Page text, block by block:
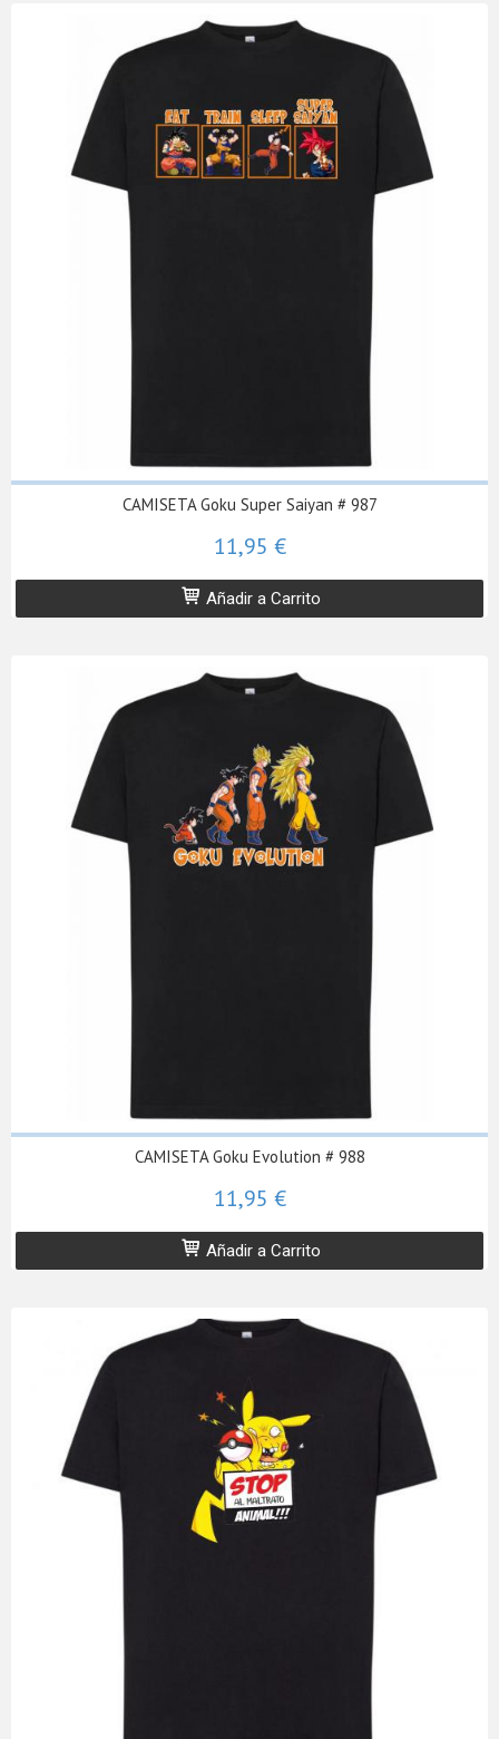
CAMISETA Goku Super Saiyan # 987
11,95 €
Añadir a Carrito
CAMISETA Goku Evolution # 988
11,95 €
Añadir a Carrito